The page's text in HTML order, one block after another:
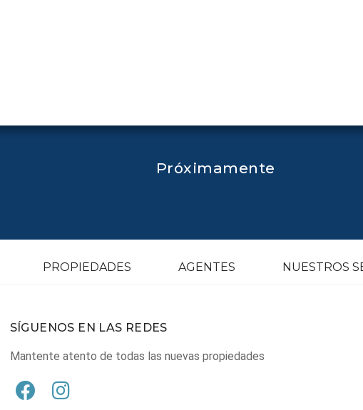
Próximamente
PROPIEDADES AGENTES NUESTROS
SÍGUENOS EN LAS REDES
Mantente atento de todas las nuevas propiedades